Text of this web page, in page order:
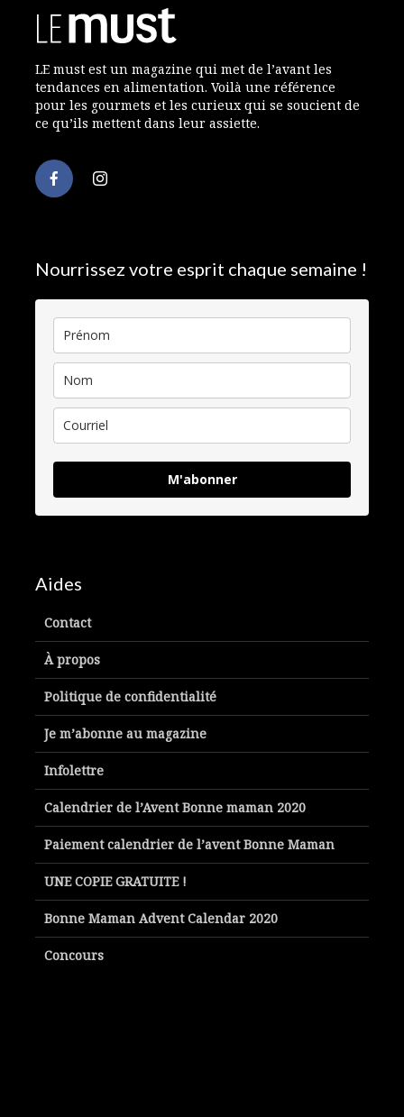
LE must est un magazine qui met de l’avant les
tendances en alimentation. Voilà une référence
pour les gourmets et les curieux qui se soucient de
ce qu’ils mettent dans leur assiette.
Nourrissez votre esprit chaque semaine !
M'abonner
Aides
Contact
À propos
Politique de confidentialité
Je m’abonne au magazine
Infolettre
Calendrier de l’Avent Bonne maman 2020
Paiement calendrier de l’avent Bonne Maman
UNE COPIE GRATUITE !
Bonne Maman Advent Calendar 2020
Concours